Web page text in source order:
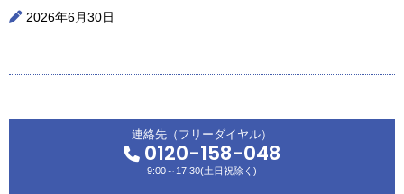
2026年6月30日
連絡先（フリーダイヤル）
0120-158-048
9:00～17:30(土日祝除く)